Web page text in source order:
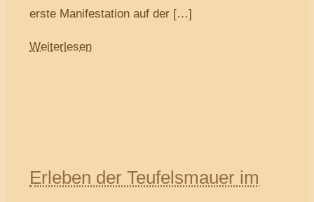
erste Manifestation auf der […]
Weiterlesen
Erleben der Teufelsmauer im